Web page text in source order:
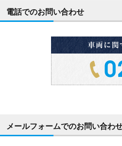
電話でのお問い合わせ
メールフォームでのお問い合わ